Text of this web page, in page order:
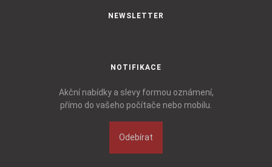
NEWSLETTER
NOTIFIKACE
Akční nabídky a slevy formou oznámení,
přímo do vašeho počítače nebo mobilu.
Odebírat